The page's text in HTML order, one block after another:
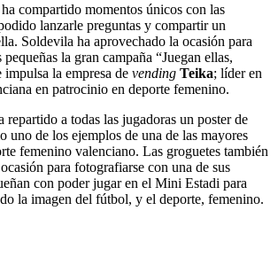
compartido momentos únicos con las
lanzarle preguntas y compartir un
Soldevila ha aprovechado la ocasión para
la gran campaña “Juegan ellas,
impulsa la empresa de vending Teika; líder en
en patrocinio en deporte femenino.
repartido a todas las jugadoras un poster de
uno de los ejemplos de una de las mayores
femenino valenciano. Las groguetes también
para fotografiarse con una de sus
con poder jugar en el Mini Estadi para
la imagen del fútbol, y el deporte, femenino.